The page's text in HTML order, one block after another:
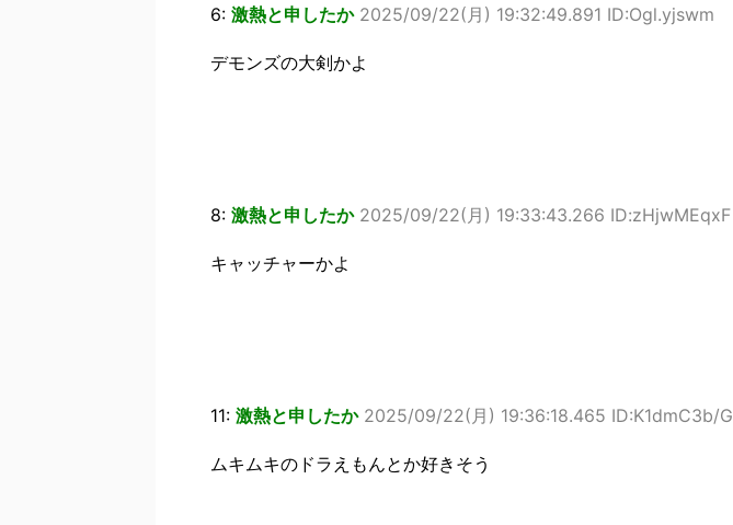
6: 激熱と申したか 2025/09/22(月) 19:32:49.891 ID:Ogl.yjswm
デモンズの大剣かよ
8: 激熱と申したか 2025/09/22(月) 19:33:43.266 ID:zHjwMEqxF
キャッチャーかよ
11: 激熱と申したか 2025/09/22(月) 19:36:18.465 ID:K1dmC3b/G
ムキムキのドラえもんとか好きそう